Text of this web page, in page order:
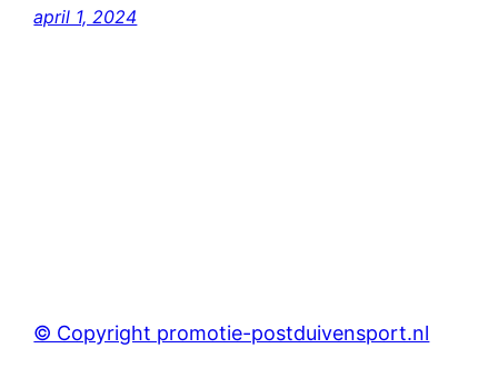
april 1, 2024
© Copyright promotie-postduivensport.nl